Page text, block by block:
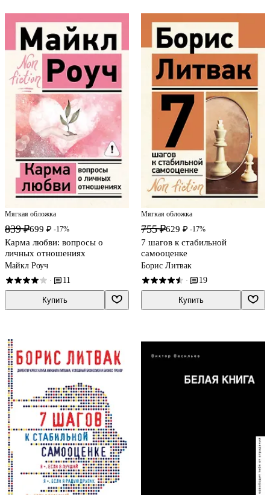
Мягкая обложка
839 ₽699 ₽ -17%
Карма любви: вопросы о
личных отношениях
Майкл Роуч
· 11
Купить
Мягкая обложка
755 ₽629 ₽ -17%
7 шагов к стабильной
самооценке
Борис Литвак
· 19
Купить